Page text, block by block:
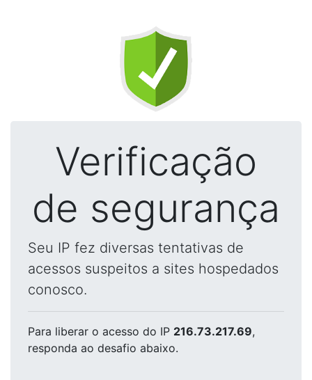
Verificação
de segurança
Seu IP fez diversas tentativas de
acessos suspeitos a sites hospedados
conosco.
Para liberar o acesso do IP 216.73.217.69,
responda ao desafio abaixo.